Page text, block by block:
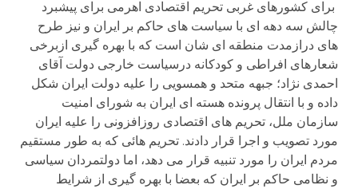
برای کشورهای غربی تحریم اقتصادی اهرمی برای پیشبرد
چالش سه دهه ای با سیاست های حاکم بر ایران و نیز طرح
های درازمدت منطقه ای شان است که با بهره گیری ازبرخی
شعارهای افراطی و کودکانه درسیاست خارجی دولت آقای
احمدی نژاد؛ جبهه متحد و همسویی را علیه دولت ایران شکل
داده و با انتقال پرونده هسته ای ایران به شورای امنیت
سازمان ملل، تحریم های اقتصادی روزافزونی را علیه ایران
مورد تصویب و اجرا قرار دادند. تحریم هائی که به طور مستقیم
مردم ایران را مورد تنبیه قرار می دهد، اما دولتمردان سیاسی
و نظامی حاکم بر ایران که بعضا با بهره گیری از شرایط